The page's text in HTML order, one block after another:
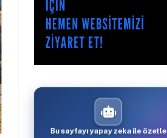
Bu sayfayı yapay zeka ile özetle